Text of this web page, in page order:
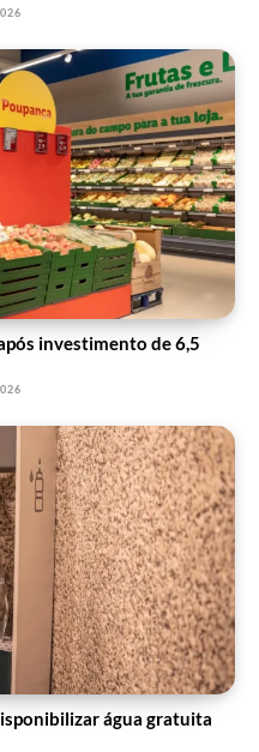
investimento de 6,5
água gratuita